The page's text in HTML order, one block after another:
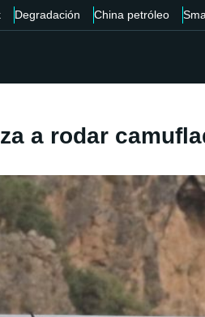
Degradación China petróleo
a rodar